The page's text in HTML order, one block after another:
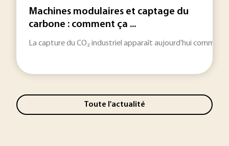
Machines modulaires et captage du
carbone : comment ça ...
La capture du CO₂ industriel apparaît aujourd’hui comme
Toute l'actualité